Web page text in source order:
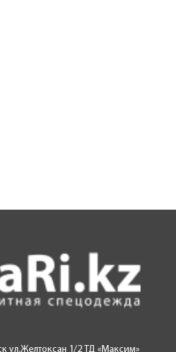
ул.Желтоксан 1/2 ТД «Максим»